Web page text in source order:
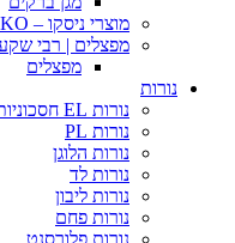
מוצרי ניסקו – NISKO
מפצלים | רבי שקעים
מפצלים
נורות
נורות EL חסכוניות
נורות PL
נורות הלוגן
נורות לד
נורות ליבון
נורות פחם
נורות פלורסנט